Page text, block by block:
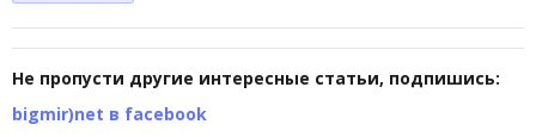
Не пропусти другие интересные статьи, подпишись:
bigmir)net в facebook